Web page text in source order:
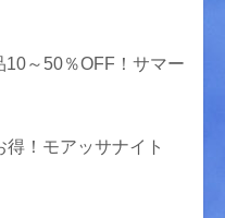
10～50％OFF！サマー
得！モアッサナイト